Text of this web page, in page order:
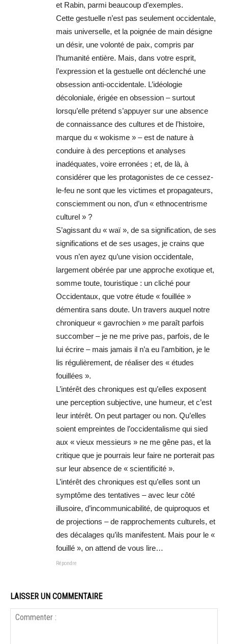
et Rabin, parmi beaucoup d’exemples.
Cette gestuelle n’est pas seulement occidentale,
mais universelle, et la poignée de main désigne
un désir, une volonté de paix, compris par
l’humanité entière. Mais, dans votre esprit,
l’expression et la gestuelle ont déclenché une
obsession anti-occidentale. L’idéologie
décoloniale, érigée en obsession – surtout
lorsqu’elle prétend s’appuyer sur une absence
de connaissance des cultures et de l’histoire,
marque du « wokisme » – est de nature à
conduire à des perceptions et analyses
inadéquates, voire erronées ; et, de là, à
considérer que les protagonistes de ce cessez-
le-feu ne sont que les victimes et propagateurs,
consciemment ou non, d’un « ethnocentrisme
culturel » ?
S’agissant du « waï », de sa signification, de ses
significations et de ses usages, je crains que
vous n’en ayez qu’une vision occidentale,
largement obérée par une approche exotique et,
somme toute, touristique : un cliché pour
Occidentaux, que votre étude « fouillée »
démentira sans doute. Un travers auquel notre
chroniqueur « gavrochien » me paraît parfois
succomber – je ne me prive pas, parfois, de le
lui écrire – mais jamais il n’a eu l’ambition, je le
lis régulièrement, de réaliser des « études
fouillées ».
L’intérêt des chroniques est qu’elles exposent
une perception subjective, une humeur, et c’est
leur intérêt. On peut partager ou non. Qu’elles
soient empreintes de l’occidentalisme qui sied
aux « vieux messieurs » ne me gêne pas, et la
critique que je pourrais leur faire ne porterait pas
sur leur absence de « scientificité ».
L’intérêt des chroniques est qu’elles sont un
symptôme des tentatives – avec leur côté
illusoire, d’incommunicabilité, de quiproquos et
de projections – de rapprochements culturels, et
des décalages qu’ils manifestent. Mais pour le «
fouillé », on attend de vous lire…
Répondre
LAISSER UN COMMENTAIRE